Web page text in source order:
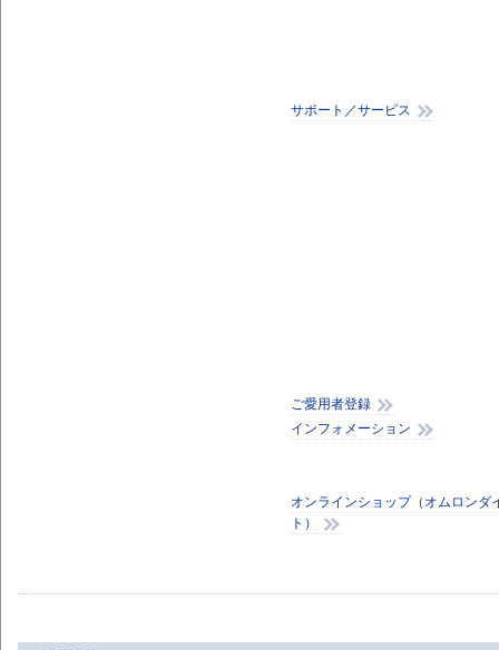
サポート／サービス
ご愛用者登録
インフォメーション
オンラインショップ（オムロンダ
ト）